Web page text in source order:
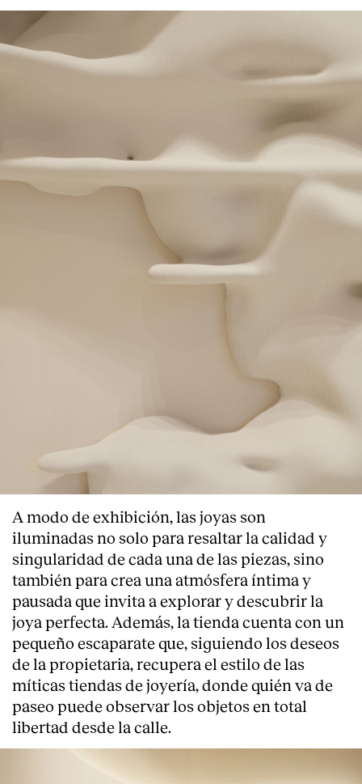
A modo de exhibición, las joyas son
iluminadas no solo para resaltar la calidad y
singularidad de cada una de las piezas, sino
también para crea una atmósfera íntima y
pausada que invita a explorar y descubrir la
joya perfecta. Además, la tienda cuenta con un
pequeño escaparate que, siguiendo los deseos
de la propietaria, recupera el estilo de las
míticas tiendas de joyería, donde quién va de
paseo puede observar los objetos en total
libertad desde la calle.